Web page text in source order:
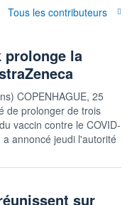
11 800
VEILLE
ÉCHANGÉ
ÉCHANGE
Tous les contributeurs
prolonge la
COPENHAGUE, 25
de prolonger de trois
vaccin contre le COVID-
annoncé jeudi l'autorité
sur